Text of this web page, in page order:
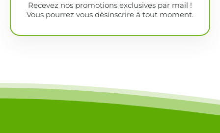
Recevez nos promotions exclusives par mail !
Vous pourrez vous désinscrire à tout moment.